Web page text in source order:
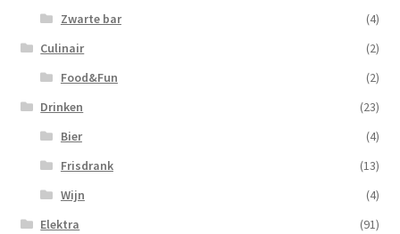
Zwarte bar
(4)
Culinair
(2)
Food&Fun
(2)
Drinken
(23)
Bier
(4)
Frisdrank
(13)
Wijn
(4)
Elektra
(91)